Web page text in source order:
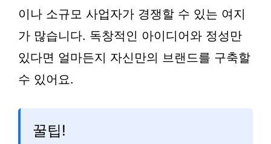
이나 소규모 사업자가 경쟁할 수 있는 여지
가 많습니다. 독창적인 아이디어와 정성만
있다면 얼마든지 자신만의 브랜드를 구축할
수 있어요.
꿀팁!